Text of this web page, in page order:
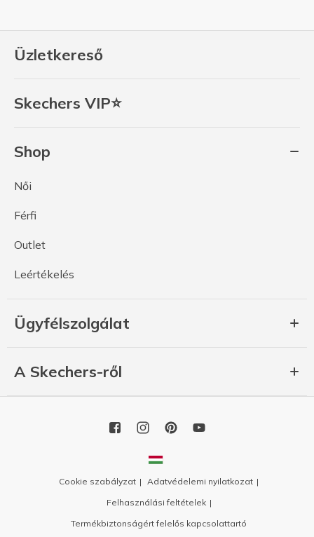
Üzletkereső
Skechers VIP⭐
Shop
Női
Férfi
Outlet
Leértékelés
Ügyfélszolgálat
A Skechers-ről
Cookie szabályzat
Adatvédelemi nyilatkozat
Felhasználási feltételek
Termékbiztonságért felelős kapcsolattartó